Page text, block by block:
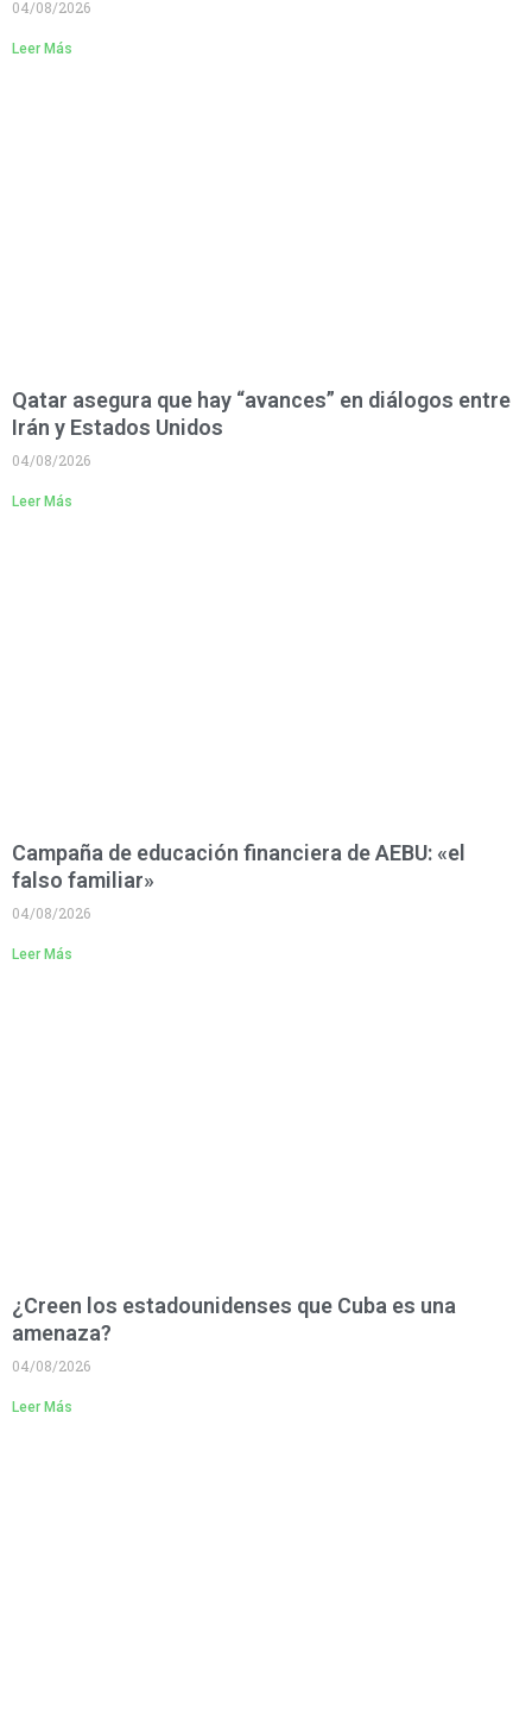
04/08/2026
Leer Más
Qatar asegura que hay “avances” en diálogos entre
Irán y Estados Unidos
04/08/2026
Leer Más
Campaña de educación financiera de AEBU: «el
falso familiar»
04/08/2026
Leer Más
¿Creen los estadounidenses que Cuba es una
amenaza?
04/08/2026
Leer Más